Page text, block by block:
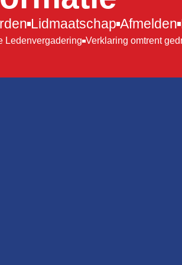
Lidmaatschap Afmelden
Ledenvergadering Verklaring omtrent